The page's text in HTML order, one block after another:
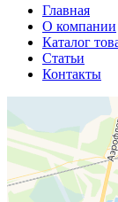
Главная
О компании
Каталог
Статьи
Контакты